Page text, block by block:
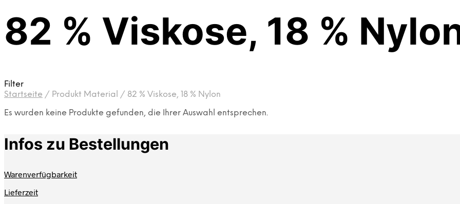
82 % Viskose, 18 %
Filter
Startseite / Produkt Material / 82 % Viskose, 18 % Nylon
Es wurden keine Produkte gefunden, die Ihrer Auswahl entsprechen.
Infos zu Bestellungen
Warenverfügbarkeit
Lieferzeit